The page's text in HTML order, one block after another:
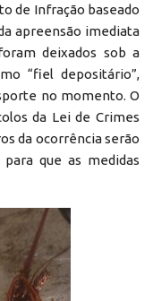
de Infração baseado
apreensão imediata
deixados sob a
“fiel depositário”,
no momento. O
da Lei de Crimes
da ocorrência serão
que as medidas